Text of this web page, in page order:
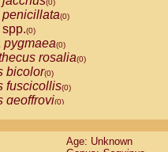
(0)
(0)
spp.(0)
pygmaea(0)
rosalia(0)
bicolor(0)
fuscicollis(0)
geoffroyi(0)
labiatus(0)
leucopus (0)Age: Unknown